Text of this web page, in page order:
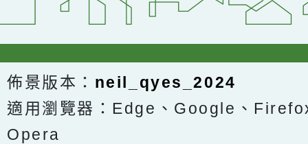
佈景版本： neil_qyes_2024
適用瀏覽器：Edge、Google、
Opera